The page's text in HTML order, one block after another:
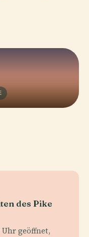
des Pike
geöffnet,